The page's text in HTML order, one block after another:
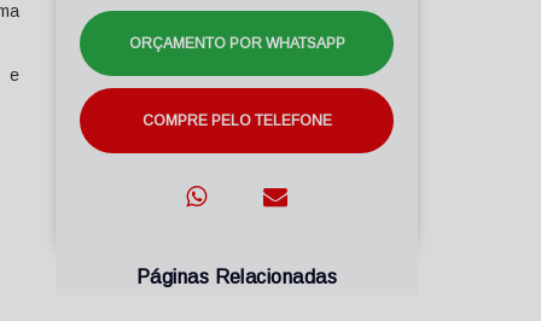
e
ORÇAMENTO POR WHATSAPP
COMPRE PELO TELEFONE
Páginas Relacionadas